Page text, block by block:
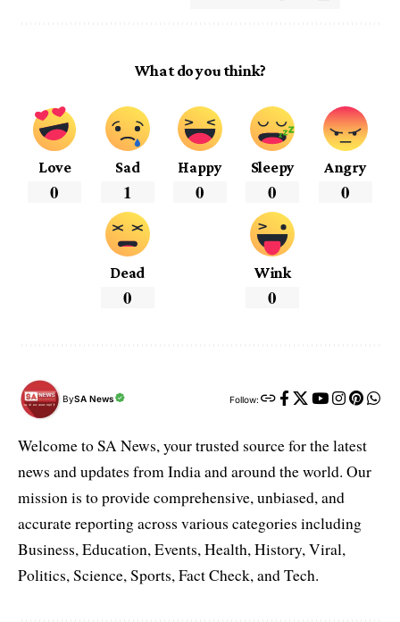
What do you think?
Love
0
Sad
1
Happy
0
Sleepy
0
Angry
0
Dead
0
Wink
0
BySA News Follow:
Welcome to SA News, your trusted source for the latest
news and updates from India and around the world. Our
mission is to provide comprehensive, unbiased, and
accurate reporting across various categories including
Business, Education, Events, Health, History, Viral,
Politics, Science, Sports, Fact Check, and Tech.